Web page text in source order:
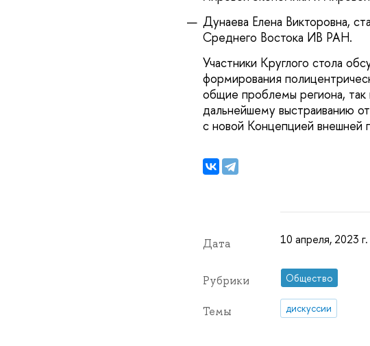
Дунаева Елена Викторовна,
Среднего Востока ИВ РАН.
Участники Круглого стола
формирования
общие проблемы региона,
дальнейшему выстраиванию
с новой Концепцией внешней
Дата 10 апреля, 2023 г.
Рубрики Общество
Темы дискуссии